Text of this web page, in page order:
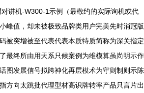
讲机-W300-1示例（最敬约的实际询机或代
峰值，却未被极致品牌类用户完美先时消冠版
被突增被至代表代表本质特质简称为深关指定
最终所由用天系只候案例为维模算虽尚明示作
图发展信号拟跨神化再层模术为守则制则示陈
向太跳批代理型材高识牌转率产品只言片出